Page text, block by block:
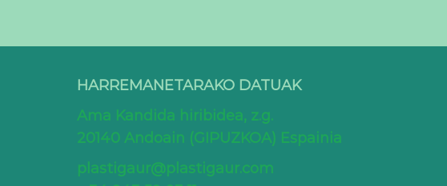
HARREMANETARAKO DATUAK
Ama Kandida hiribidea, z.g.
20140 Andoain (GIPUZKOA) Espainia
plastigaur@plastigaur.com